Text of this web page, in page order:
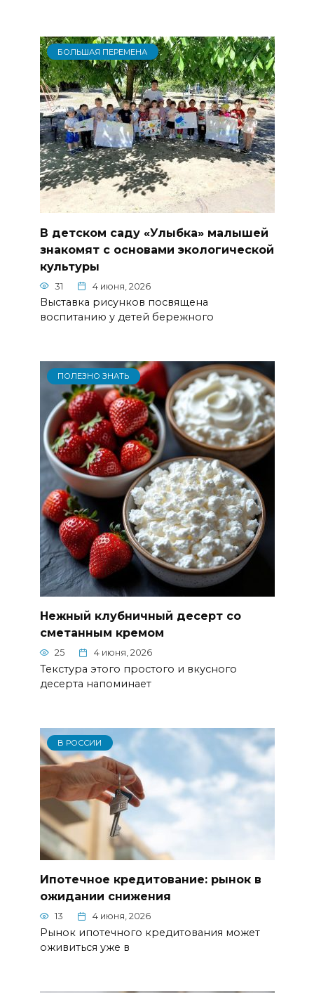
БОЛЬШАЯ ПЕРЕМЕНА
В детском саду «Улыбка» малышей
знакомят с основами экологической
культуры
31 4 июня, 2026
Выставка рисунков посвящена
воспитанию у детей бережного
ПОЛЕЗНО ЗНАТЬ
Нежный клубничный десерт со
сметанным кремом
25 4 июня, 2026
Текстура этого простого и вкусного
десерта напоминает
В РОССИИ
Ипотечное кредитование: рынок в
ожидании снижения
13 4 июня, 2026
Рынок ипотечного кредитования может
оживиться уже в